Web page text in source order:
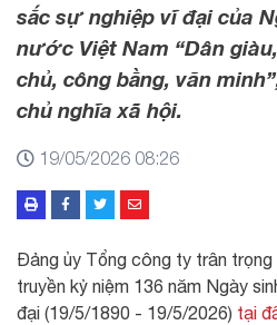
sắc sự nghiệp vĩ đại của
nước Việt Nam “Dân
chủ, công bằng, văn
chủ nghĩa xã hội.
19/05/2026 08:26
Đảng ủy Tổng công ty trân
truyền kỷ niệm 136 năm Ngày
đại (19/5/1890 - 19/5/2026) tại